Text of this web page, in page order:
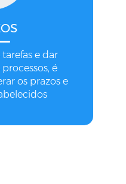
e dar
é
os prazos e